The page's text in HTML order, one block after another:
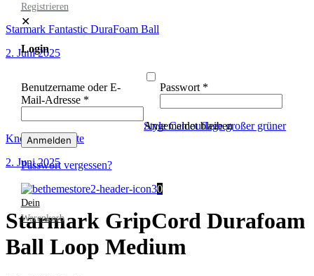
Registrieren
✕
Login
Benutzername oder E-
Mail-Adresse *
Passwort *
Angemeldet bleiben
Anmelden
Passwort vergessen?
0
Dein
Warenkorb
Starmark Fantastic DuraFoam Ball
2. Juni 2025
Style Camouflage großer grüner
Knochen Plakette
2. Juni 2025
Starmark GripCord Durafoam
Ball Loop Medium